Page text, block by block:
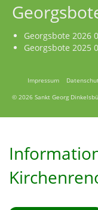
Georgsbote 2026
Georgsbote 2025
Impressum
© 2026 Sankt Georg